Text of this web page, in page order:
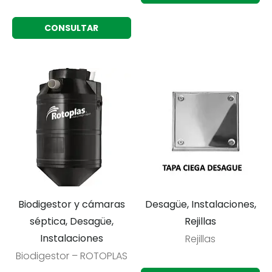
CONSULTAR
Biodigestor y cámaras
séptica, Desagüe,
Instalaciones
Biodigestor – ROTOPLAS
Desagüe, Instalaciones,
Rejillas
Rejillas